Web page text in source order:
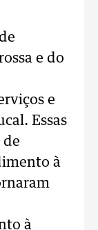
e do
e
Essas
de
à
à